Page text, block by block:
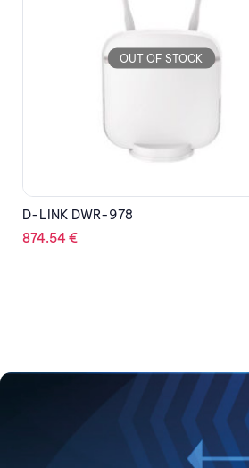
OUT OF STOCK
DLINK DWM-312W
632.65€